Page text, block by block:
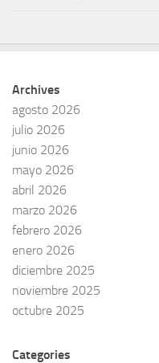
Archives
agosto 2026
julio 2026
junio 2026
mayo 2026
abril 2026
marzo 2026
febrero 2026
enero 2026
diciembre 2025
noviembre 2025
octubre 2025
Categories